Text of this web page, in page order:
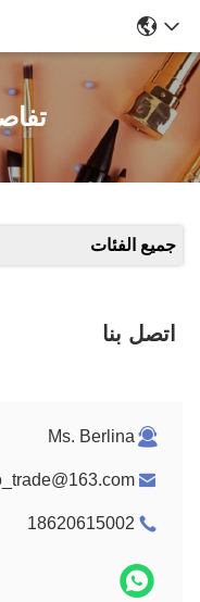
جميع الفئات
اتصل بنا
Ms. Berlina
18620615002